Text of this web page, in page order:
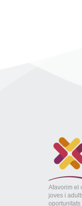
Afavorim el
joves i
oportunitats